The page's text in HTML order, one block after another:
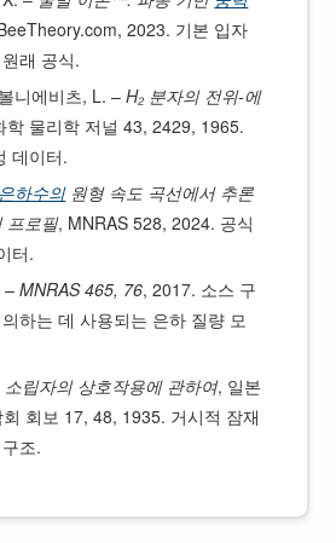
2023. 기본 입자
래 공식.
니에비츠, L. –H₂ 분자의 전위-에
학 물리학 저널 43, 2429, 1965.
데이터.
은하수의원형 속도 곡선에서 추론
프로필, MNRAS 528, 2024. 공식
터.
–MNRAS 465, 76, 2017. 소스 구
하는 데 사용되는 은하 질량 모
소립자의 상호작용에 관하여, 일본
회보 17, 48, 1935. 거시적 잠재
조.